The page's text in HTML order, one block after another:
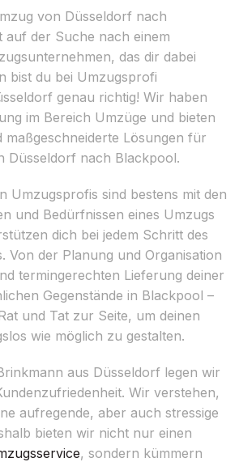
von Düsseldorf nach
auf der Suche nach einem
das dir dabei
bist du bei Umzugsprofi
genau richtig! Wir haben
im Bereich Umzüge und bieten
maßgeschneiderte Lösungen für
Düsseldorf nach Blackpool.
Umzugsprofis sind bestens mit den
und Bedürfnissen eines Umzugs
dich bei jedem Schritt des
Von der Planung und Organisation
termingerechten Lieferung deiner
Gegenstände in Blackpool –
und Tat zur Seite, um deinen
wie möglich zu gestalten.
aus Düsseldorf legen wir
Wir verstehen,
aufregende, aber auch stressige
bieten wir nicht nur einen
, sondern kümmern